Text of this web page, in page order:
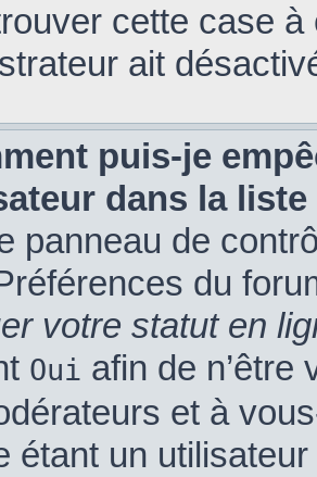
cette case à
ait
puis-je
dans la
panneau de
du
votre statut en
Oui afin de n’être
et à
étant un